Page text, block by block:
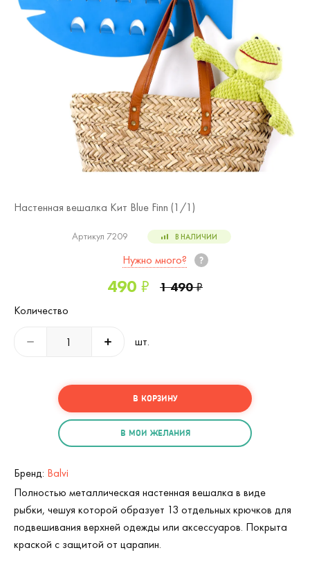
Настенная вешалка Кит Blue Finn (1 /1)
Артикул 7209 В НАЛИЧИИ
Нужно много?
490 ₽ 1 490₽
Количество
шт.
В КОРЗИНУ
В МОИ ЖЕЛАНИЯ
Бренд: Balvi
Полностью металлическая настенная вешалка в виде
рыбки, чешуя которой образует 13 отдельных крючков для
подвешивания верхней одежды или аксессуаров. Покрыта
краской с защитой от царапин.